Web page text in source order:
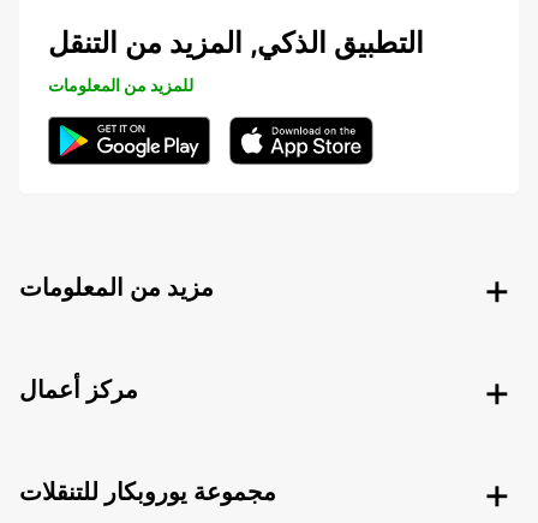
التطبيق الذكي, المزيد من التنقل
للمزيد من المعلومات
مزيد من المعلومات
مركز أعمال
مجموعة يوروبكار للتنقلات